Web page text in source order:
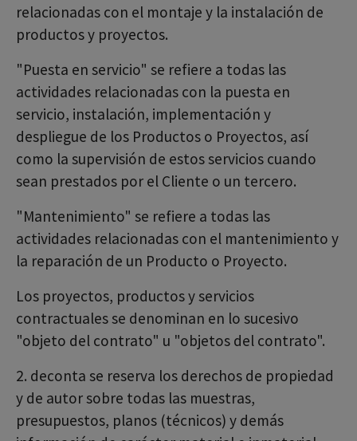
relacionadas con el montaje y la instalación de
productos y proyectos.
"Puesta en servicio" se refiere a todas las
actividades relacionadas con la puesta en
servicio, instalación, implementación y
despliegue de los Productos o Proyectos, así
como la supervisión de estos servicios cuando
sean prestados por el Cliente o un tercero.
"Mantenimiento" se refiere a todas las
actividades relacionadas con el mantenimiento y
la reparación de un Producto o Proyecto.
Los proyectos, productos y servicios
contractuales se denominan en lo sucesivo
"objeto del contrato" u "objetos del contrato".
2. deconta se reserva los derechos de propiedad
y de autor sobre todas las muestras,
presupuestos, planos (técnicos) y demás